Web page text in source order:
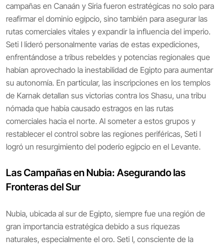
campañas en Canaán y Siria fueron estratégicas no solo para
reafirmar el dominio egipcio, sino también para asegurar las
rutas comerciales vitales y expandir la influencia del imperio.
Seti I lideró personalmente varias de estas expediciones,
enfrentándose a tribus rebeldes y potencias regionales que
habían aprovechado la inestabilidad de Egipto para aumentar
su autonomía. En particular, las inscripciones en los templos
de Karnak detallan sus victorias contra los Shasu, una tribu
nómada que había causado estragos en las rutas
comerciales hacia el norte. Al someter a estos grupos y
restablecer el control sobre las regiones periféricas, Seti I
logró un resurgimiento del poderío egipcio en el Levante.
Las Campañas en Nubia: Asegurando las
Fronteras del Sur
Nubia, ubicada al sur de Egipto, siempre fue una región de
gran importancia estratégica debido a sus riquezas
naturales, especialmente el oro. Seti I, consciente de la